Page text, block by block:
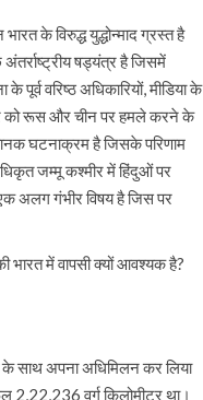
के विरुद्ध युद्धोन्माद ग्रस्त है
षड्यंत्र है जिसमें
पूर्व वरिष्ठ अधिकारियों, मीडिया के
को रूस और चीन पर हमले करने के
घटनाक्रम है जिसके परिणाम
जम्मू कश्मीर में हिंदुओं पर
एक अलग गंभीर विषय है जिस पर
में वापसी क्यों आवश्यक है?
के साथ अपना अधिमिलन कर लिया
2,22,236 वर्ग किलोमीटर था।